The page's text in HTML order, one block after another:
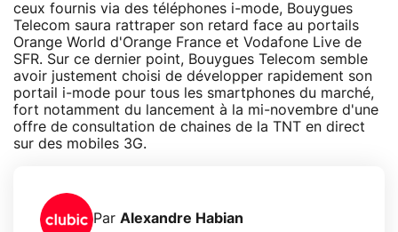
ceux fournis via des téléphones i-mode, Bouygues
Telecom saura rattraper son retard face au portails
Orange World d'Orange France et Vodafone Live de
SFR. Sur ce dernier point, Bouygues Telecom semble
avoir justement choisi de développer rapidement son
portail i-mode pour tous les smartphones du marché,
fort notamment du lancement à la mi-novembre d'une
offre de consultation de chaines de la TNT en direct
sur des mobiles 3G.
Par Alexandre Habian